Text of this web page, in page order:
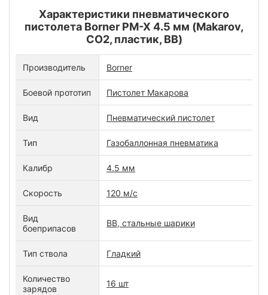
Характеристики пневматического
пистолета Borner PM-X 4.5 мм (Makarov,
CO2, пластик, BB)
Производитель Borner
Боевой прототип Пистолет Макарова
Вид Пневматический пистолет
Тип Газобаллонная пневматика
Калибр 4.5 мм
Скорость 120 м/с
Вид
боеприпасов
BB, стальные шарики
Тип ствола Гладкий
Количество
зарядов
16 шт